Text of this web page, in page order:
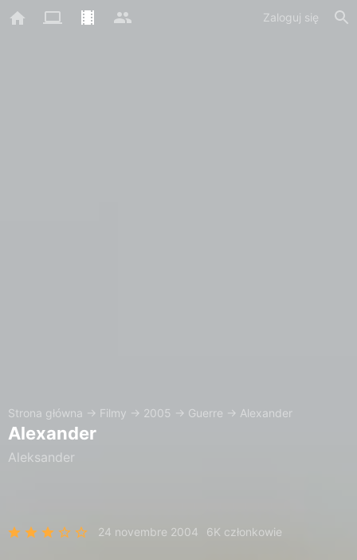
Zaloguj się
Strona główna → Filmy → 2005 → Guerre → Alexander
Alexander
Aleksander
24 novembre 2004 6K członkowie